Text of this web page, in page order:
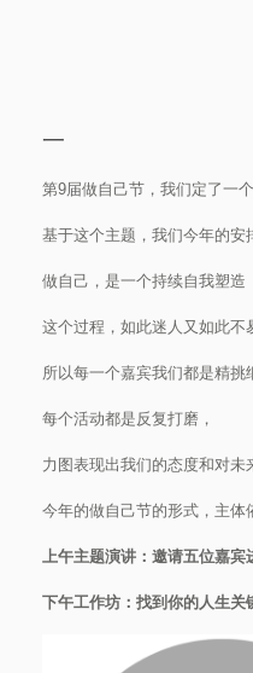
一
第9届做自己节，我们定了一
基于这个主题，我们今年的安
做自己，是一个持续自我塑造
这个过程，如此迷人又如此不
所以每一个嘉宾我们都是精挑
每个活动都是反复打磨，
力图表现出我们的态度和对未
今年的做自己节的形式，主体
上午主题演讲：邀请五位嘉宾
下午工作坊： 找到你的人生关